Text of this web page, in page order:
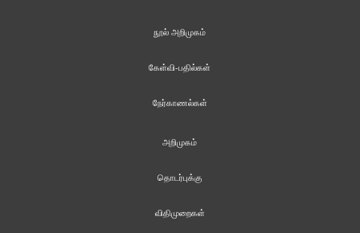
நூல் அறிமுகம்
கேள்வி-பதில்கள்
நேர்காணல்கள்
அறிமுகம்
தொடர்புக்கு
விதிமுறைகள்